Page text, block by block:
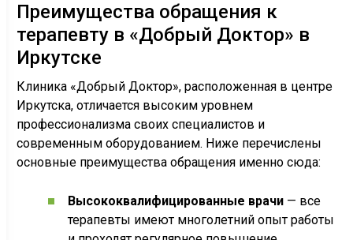
Преимущества обращения к
терапевту в «Добрый Доктор» в
Иркутске
Клиника «Добрый Доктор», расположенная в центре
Иркутска, отличается высоким уровнем
профессионализма своих специалистов и
современным оборудованием. Ниже перечислены
основные преимущества обращения именно сюда:
Высококвалифицированные врачи— все
терапевты имеют многолетний опыт работы